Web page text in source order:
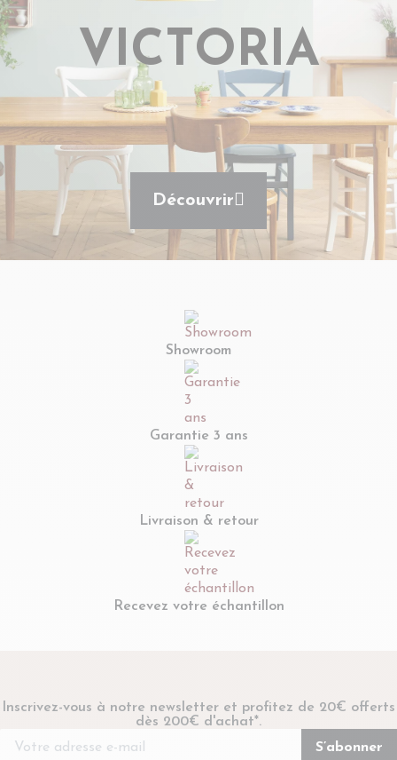
VICTORIA
Découvrir
Showroom
Garantie 3 ans
Livraison & retour
Recevez votre échantillon
Inscrivez-vous à notre newsletter et profitez de 20€ offerts
dès 200€ d'achat*.